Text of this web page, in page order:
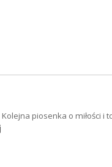
Kolejna piosenka o miłości i